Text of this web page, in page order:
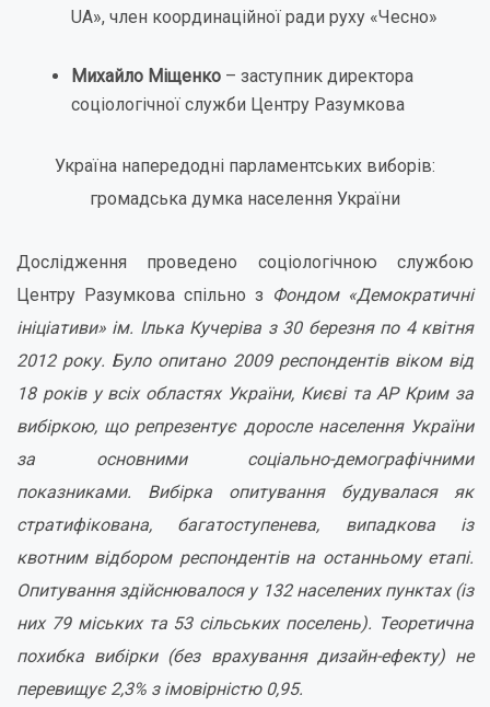
UA», член координаційної ради руху «Чесно»
Михайло Міщенко – заступник директора
соціологічної служби Центру Разумкова
Україна напередодні парламентських виборів:
громадська думка населення України
Дослідження проведено соціологічною службою
Центру Разумкова спільно з Фондом «Демократичні
ініціативи» ім. Ілька Кучеріва з 30 березня по 4 квітня
2012 року. Було опитано 2009 респондентів віком від
18 років у всіх областях України, Києві та АР Крим за
вибіркою, що репрезентує доросле населення України
за основними соціально-демографічними
показниками. Вибірка опитування будувалася як
стратифікована, багатоступенева, випадкова із
квотним відбором респондентів на останньому етапі.
Опитування здійснювалося у 132 населених пунктах (із
них 79 міських та 53 сільських поселень). Теоретична
похибка вибірки (без врахування дизайн-ефекту) не
перевищує 2,3% з імовірністю 0,95.